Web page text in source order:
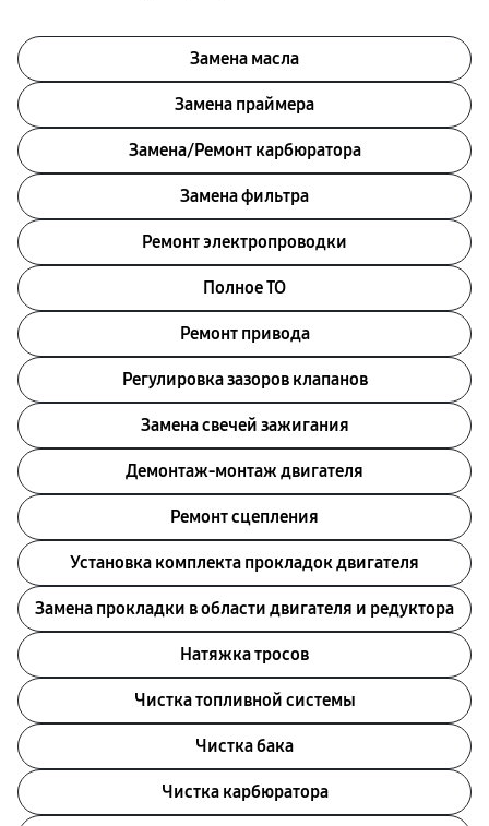
Замена масла
Замена праймера
Замена/Pемонт карбюратора
Замена фильтра
Ремонт электропроводки
Полное ТО
Ремонт привода
Регулировка зазоров клапанов
Замена свечей зажигания
Демонтаж-монтаж двигателя
Ремонт сцепления
Установка комплекта прокладок двигателя
Замена прокладки в области двигателя и редуктора
Натяжка тросов
Чистка топливной системы
Чистка бака
Чистка карбюратора